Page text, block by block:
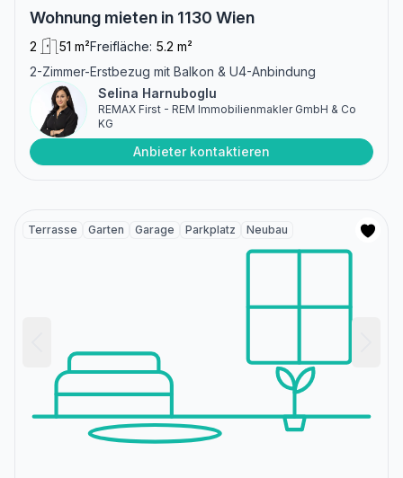
Wohnung mieten in 1130 Wien
2 51 m²Freifläche: 5.2 m²
2-Zimmer-Erstbezug mit Balkon & U4-Anbindung
Selina Harnuboglu
REMAX First - REM Immobilienmakler GmbH & Co
KG
Anbieter kontaktieren
Terrasse Garten Garage Parkplatz Neubau